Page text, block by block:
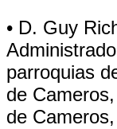
• D. Guy
parroquias
de
de